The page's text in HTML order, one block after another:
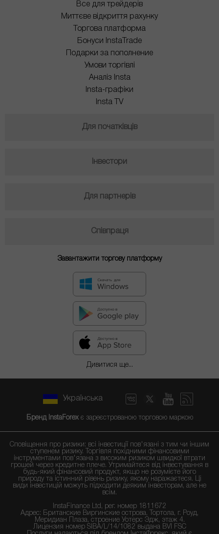
Все для трейдерів
Миттєве відкриття рахунку
Торгова платформа
Бонуси InstaTrade
Подарки за пополнение
Умови торгівлі
Аналіз Insta
Insta-графіки
Insta TV
Для початківців
Інвестори
Для партнерів
Співпраця
Завантажити торгову платформу
Дивитися ще...
Українська
Бренд InstaForexє зареєстрованою торговою маркою
Сповіщення про ризики: всі інвестиції пов'язані з тим чи іншим
ступенем ризику. Торгівля похідними фінансовими
інструментами пов'язана з високим ризиком швидкої втрати
грошей через кредитне плече. Утримайтеся від інвестування в
будь-який фінансовий продукт, якщо не розумієте його
природу та істинний рівень ризику, якому наражаєтеся. Ці
види інвестицій можуть підходити деяким інвесторам, але не
всім.
InstaFinance Ltd, рег. номер 1811672
Адрес: Британские Виргинские острова, Тортола, г. Роуд,
Меридиан Плаза, строение Уотерс Эдж, этаж 4.
Лицензия номер SIBA/L/14/1082 выдана BVI FSC